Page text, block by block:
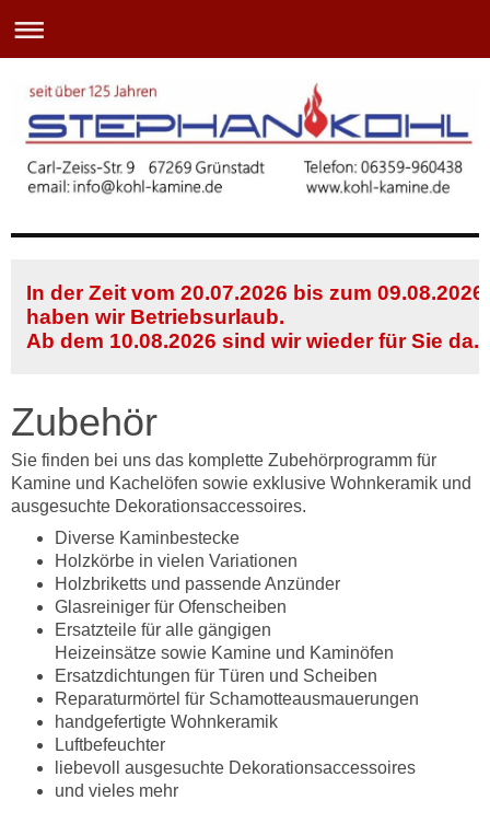
In der Zeit vom 20.07.2026 bis zum 09.08.2026
haben wir Betriebsurlaub.
Ab dem 10.08.2026 sind wir wieder für Sie da.
Zubehör
Sie finden bei uns das komplette Zubehörprogramm für
Kamine und Kachelöfen sowie exklusive Wohnkeramik und
ausgesuchte Dekorationsaccessoires.
Diverse Kaminbestecke
Holzkörbe in vielen Variationen
Holzbriketts und passende Anzünder
Glasreiniger für Ofenscheiben
Ersatzteile für alle gängigen
Heizeinsätze sowie Kamine und Kaminöfen
Ersatzdichtungen für Türen und Scheiben
Reparaturmörtel für Schamotteausmauerungen
handgefertigte Wohnkeramik
Luftbefeuchter
liebevoll ausgesuchte Dekorationsaccessoires
und vieles mehr